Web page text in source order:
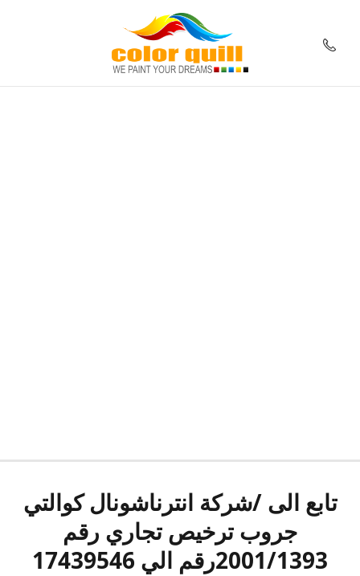
تابع الى /شركة انترناشونال كوالتي
جروب ترخيص تجاري رقم
2001/1393رقم الي 17439546